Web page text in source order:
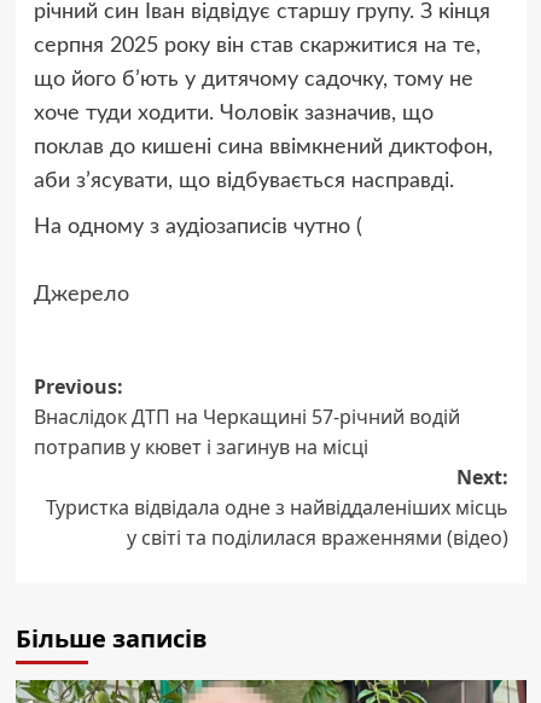
річний син Іван відвідує старшу групу. З кінця
серпня 2025 року він став скаржитися на те,
що його б’ють у дитячому садочку, тому не
хоче туди ходити. Чоловік зазначив, що
поклав до кишені сина ввімкнений диктофон,
аби з’ясувати, що відбувається насправді.
На одному з аудіозаписів чутно (
Джерело
Post
navigation
Previous:
Внаслідок ДТП на Черкащині 57-річний водій
потрапив у кювет і загинув на місці
Next:
Туристка відвідала одне з найвіддаленіших місць
у світі та поділилася враженнями (відео)
Більше записів